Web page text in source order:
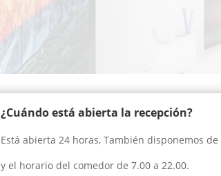
¿Cuándo está abierta la recepción?
Está abierta 24 horas, También disponemos
y el horario del comedor de 7.00 a 22.00.